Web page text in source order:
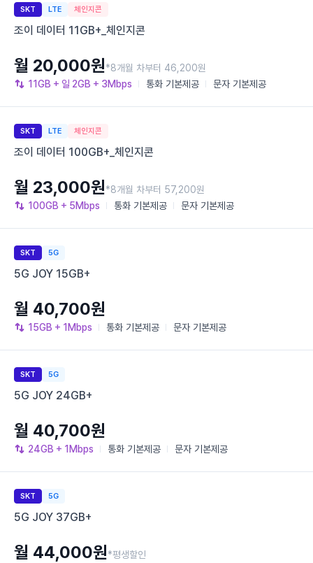
SKT LTE 체인지콘
조이 데이터 11GB+_체인지콘
11GB + 일 2GB + 3Mbps 통화 기본제공 문자 기본제공
월 20,000원*8개월 차부터 46,200원
SKT LTE 체인지콘
조이 데이터 100GB+_체인지콘
100GB + 5Mbps 통화 기본제공 문자 기본제공
월 23,000원*8개월 차부터 57,200원
SKT 5G
5G JOY 15GB+
15GB + 1Mbps 통화 기본제공 문자 기본제공
월 40,700원
SKT 5G
5G JOY 24GB+
24GB + 1Mbps 통화 기본제공 문자 기본제공
월 40,700원
SKT 5G
5G JOY 37GB+
월 44,000원*평생할인